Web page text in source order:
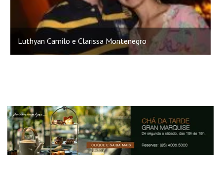
Luthyan Camilo e Clarissa Montenegro